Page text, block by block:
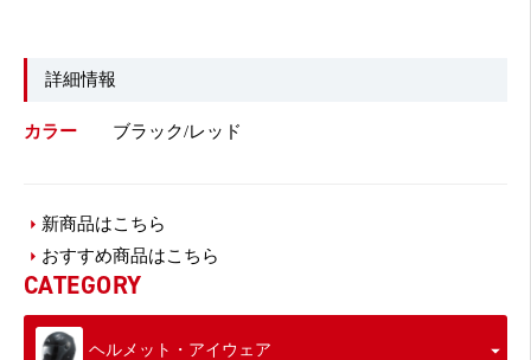
詳細情報
カラー ブラック/レッド
新商品はこちら
おすすめ商品はこちら
CATEGORY
ヘルメット・アイウェア